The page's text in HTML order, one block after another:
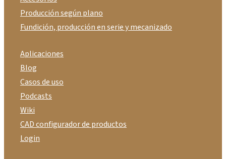
Producción según plano
Fundición, producción en serie y mecanizado
Aplicaciones
Blog
Casos de uso
Podcasts
Wiki
CAD configurador de productos
Login